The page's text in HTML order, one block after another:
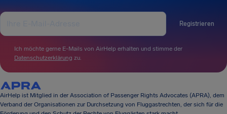
Registrieren
Ich möchte gerne E-Mails von AirHelp erhalten und stimme der
Datenschutzerklärung zu.
AirHelp ist Mitglied in der Association of Passenger Rights Advocates (APRA), dem
Verband der Organisationen zur Durchsetzung von Fluggastrechten, der sich für die